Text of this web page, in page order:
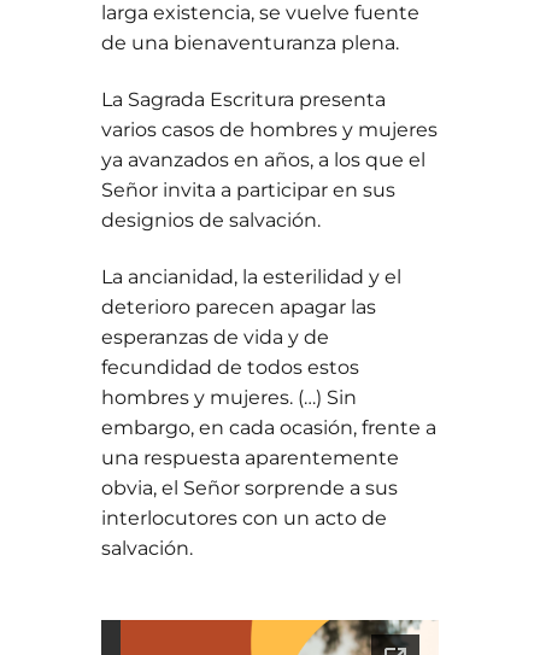
larga existencia, se vuelve fuente
de una bienaventuranza plena.
La Sagrada Escritura presenta
varios casos de hombres y mujeres
ya avanzados en años, a los que el
Señor invita a participar en sus
designios de salvación.
La ancianidad, la esterilidad y el
deterioro parecen apagar las
esperanzas de vida y de
fecundidad de todos estos
hombres y mujeres. (…) Sin
embargo, en cada ocasión, frente a
una respuesta aparentemente
obvia, el Señor sorprende a sus
interlocutores con un acto de
salvación.